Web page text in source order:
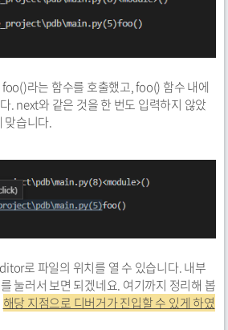
라는 함수를 호출했고, foo() 함수 내에
. next와 같은 것을 한 번도 입력하지 않았
맞습니다.
로 파일의 위치를 열 수 있습니다. 내부
눌러서 보면 되겠네요. 여기까지 정리해 봅
해당 지점으로 디버거가 진입할 수 있게 하였